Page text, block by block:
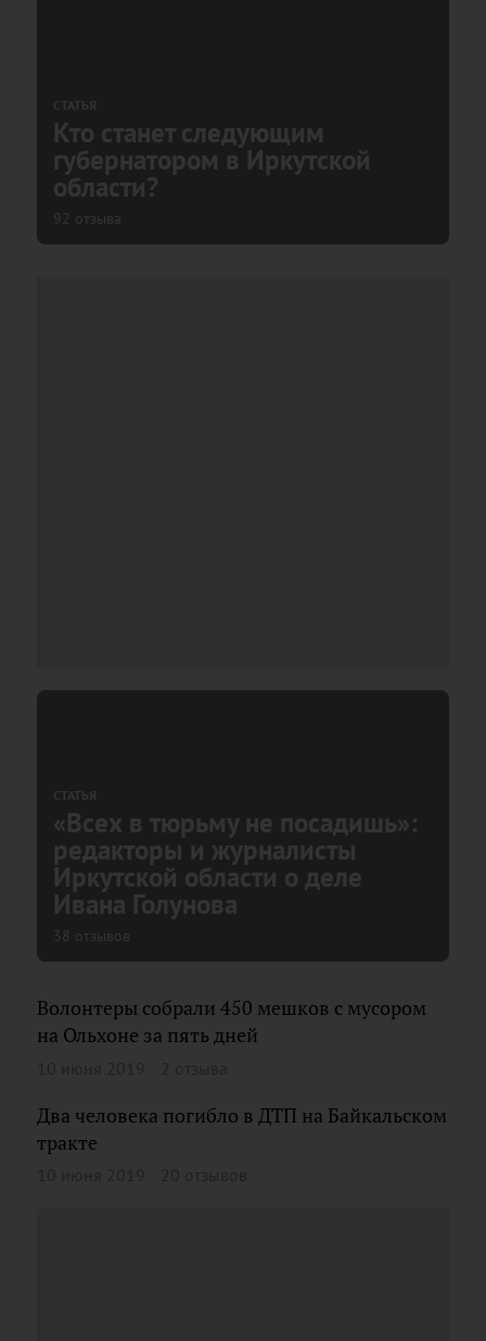
СТАТЬЯ
Кто станет следующим
губернатором в Иркутской
области?
92 отзыва
СТАТЬЯ
«Всех в тюрьму не посадишь»:
редакторы и журналисты
Иркутской области о деле
Ивана Голунова
38 отзывов
Волонтеры собрали 450 мешков с мусором
на Ольхоне за пять дней
Два человека погибло в ДТП на Байкальском
тракте